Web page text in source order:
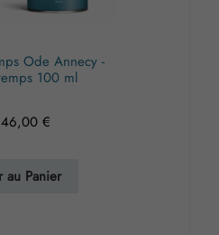
Ode Annecy -
100 ml
46,00 €
au Panier